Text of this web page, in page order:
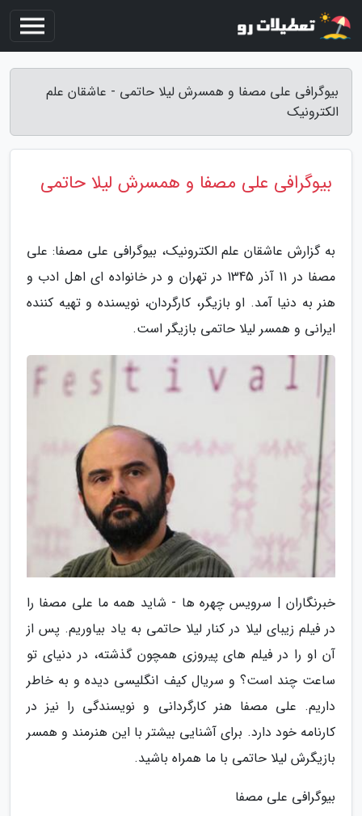
بیوگرافی علی مصفا و همسرش لیلا حاتمی - عاشقان علم
الکترونیک
بیوگرافی علی مصفا و همسرش لیلا حاتمی
به گزارش عاشقان علم الکترونیک، بیوگرافی علی مصفا: علی
مصفا در 11 آذر 1345 در تهران و در خانواده ای اهل ادب و
هنر به دنیا آمد. او بازیگر، کارگردان، نویسنده و تهیه کننده
ایرانی و همسر لیلا حاتمی بازیگر است.
خبرنگاران | سرویس چهره ها - شاید همه ما علی مصفا را
در فیلم زیبای لیلا در کنار لیلا حاتمی به یاد بیاوریم. پس از
آن او را در فیلم های پیروزی همچون گذشته، در دنیای تو
ساعت چند است؟ و سریال کیف انگلیسی دیده و به خاطر
داریم. علی مصفا هنر کارگردانی و نویسندگی را نیز در
کارنامه خود دارد. برای آشنایی بیشتر با این هنرمند و همسر
بازیگرش لیلا حاتمی با ما همراه باشید.
بیوگرافی علی مصفا